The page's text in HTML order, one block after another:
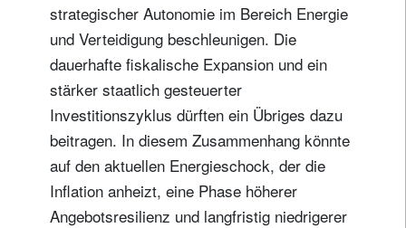
strategischer Autonomie im Bereich Energie
und Verteidigung beschleunigen. Die
dauerhafte fiskalische Expansion und ein
stärker staatlich gesteuerter
Investitionszyklus dürften ein Übriges dazu
beitragen. In diesem Zusammenhang könnte
auf den aktuellen Energieschock, der die
Inflation anheizt, eine Phase höherer
Angebotsresilienz und langfristig niedrigerer